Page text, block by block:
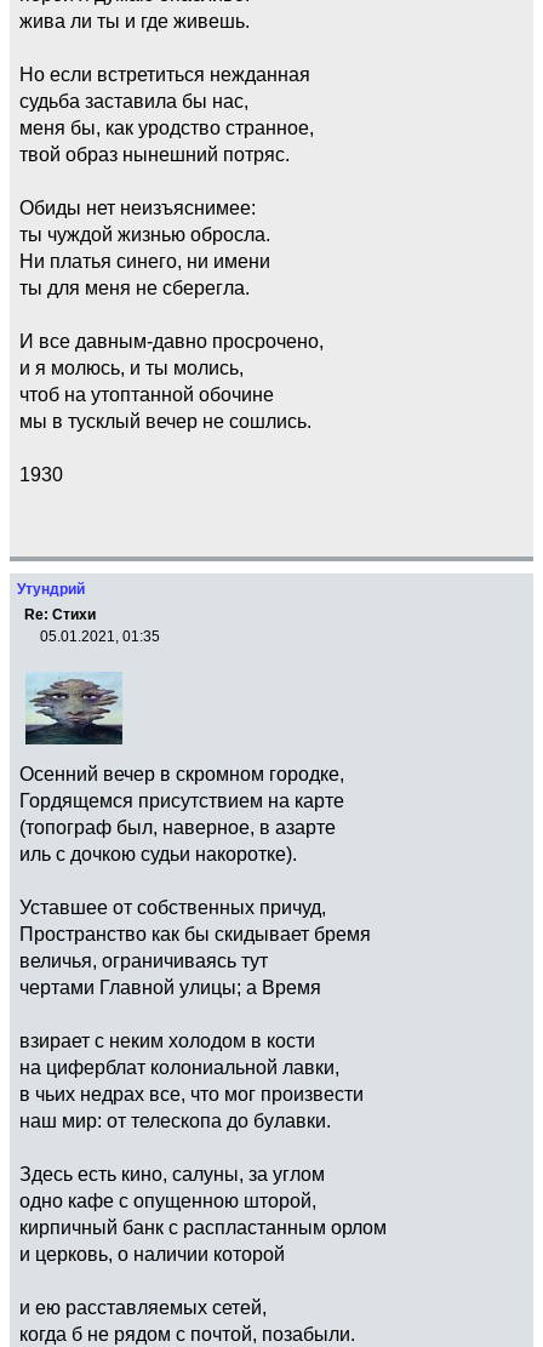
жива ли ты и где живешь.
Но если встретиться нежданная
судьба заставила бы нас,
меня бы, как уродство странное,
твой образ нынешний потряс.
Обиды нет неизъяснимее:
ты чуждой жизнью обросла.
Ни платья синего, ни имени
ты для меня не сберегла.
И все давным-давно просрочено,
и я молюсь, и ты молись,
чтоб на утоптанной обочине
мы в тусклый вечер не сошлись.
1930
Утундрий
Re: Стихи
05.01.2021, 01:35
Осенний вечер в скромном городке,
Гордящемся присутствием на карте
(топограф был, наверное, в азарте
иль с дочкою судьи накоротке).
Уставшее от собственных причуд,
Пространство как бы скидывает бремя
величья, ограничиваясь тут
чертами Главной улицы; а Время
взирает с неким холодом в кости
на циферблат колониальной лавки,
в чьих недрах все, что мог произвести
наш мир: от телескопа до булавки.
Здесь есть кино, салуны, за углом
одно кафе с опущенною шторой,
кирпичный банк с распластанным орлом
и церковь, о наличии которой
и ею расставляемых сетей,
когда б не рядом с почтой, позабыли.